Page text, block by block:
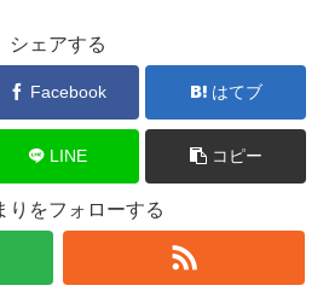
シェアする
Facebook はてブ
LINE コピー
りをフォローする